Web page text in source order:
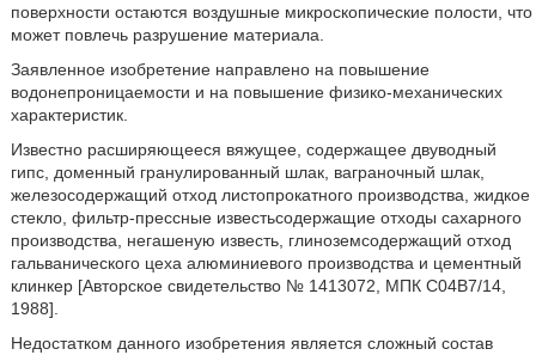
поверхности остаются воздушные микроскопические полости, что
может повлечь разрушение материала.
Заявленное изобретение направлено на повышение
водонепроницаемости и на повышение физико-механических
характеристик.
Известно расширяющееся вяжущее, содержащее двуводный
гипс, доменный гранулированный шлак, ваграночный шлак,
железосодержащий отход листопрокатного производства, жидкое
стекло, фильтр-прессные известьсодержащие отходы сахарного
производства, негашеную известь, глиноземсодержащий отход
гальванического цеха алюминиевого производства и цементный
клинкер [Авторское свидетельство № 1413072, МПК С04B7/14,
1988].
Недостатком данного изобретения является сложный состав